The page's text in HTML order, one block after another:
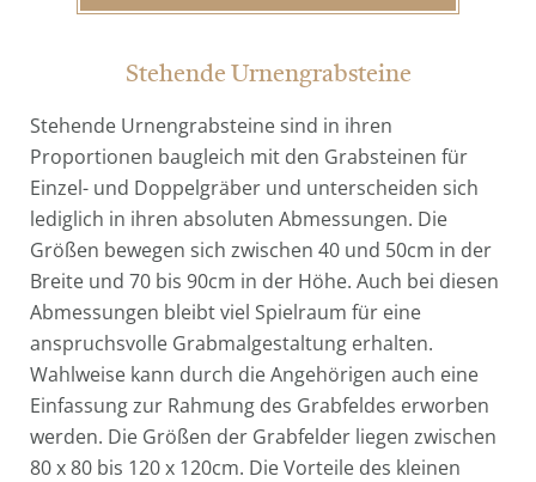
Stehende Urnengrabsteine
Stehende Urnengrabsteine sind in ihren
Proportionen baugleich mit den Grabsteinen für
Einzel- und Doppelgräber und unterscheiden sich
lediglich in ihren absoluten Abmessungen. Die
Größen bewegen sich zwischen 40 und 50cm in der
Breite und 70 bis 90cm in der Höhe. Auch bei diesen
Abmessungen bleibt viel Spielraum für eine
anspruchsvolle Grabmalgestaltung erhalten.
Wahlweise kann durch die Angehörigen auch eine
Einfassung zur Rahmung des Grabfeldes erworben
werden. Die Größen der Grabfelder liegen zwischen
80 x 80 bis 120 x 120cm. Die Vorteile des kleinen